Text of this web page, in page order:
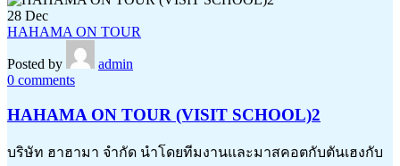
28 Dec
HAHAMA ON TOUR
Posted by
admin
0 comments
HAHAMA ON TOUR (VISIT SCHOOL)2
บริษัท ฮาฮามา จำกัด นำโดยทีมงานและมาสคอตกับตันเฮงกับ